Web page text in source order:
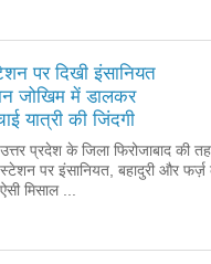
पर दिखी इंसानियत
जोखिम में डालकर
यात्री की जिंदगी
उत्तर प्रदेश के जिला फिरोजाबाद की
स्टेशन पर इंसानियत, बहादुरी और
ऐसी मिसाल ...